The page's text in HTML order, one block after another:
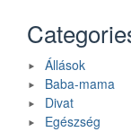
Állások
Baba-mama
Divat
Egészség